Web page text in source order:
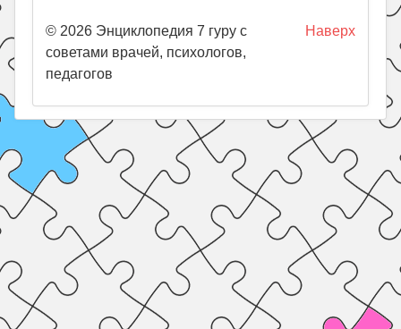
Наверх
© 2026 Энциклопедия 7 гуру с
советами врачей, психологов,
педагогов